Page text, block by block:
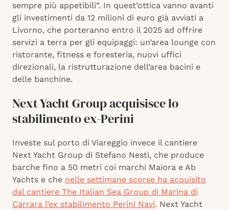
sempre più appetibili”. In quest’ottica vanno avanti
gli investimenti da 12 milioni di euro già avviati a
Livorno, che porteranno entro il 2025 ad offrire
servizi a terra per gli equipaggi: un’area lounge con
ristorante, fitness e foresteria, nuovi uffici
direzionali, la ristrutturazione dell’area bacini e
delle banchine.
Next Yacht Group acquisisce lo
stabilimento ex-Perini
Investe sul porto di Viareggio invece il cantiere
Next Yacht Group di Stefano Nesti, che produce
barche fino a 50 metri coi marchi Maiora e Ab
Yachts e che nelle settimane scorse ha acquisito
dal cantiere The Italian Sea Group di Marina di
Carrara l’ex stabilimento Perini Navi. Next Yacht